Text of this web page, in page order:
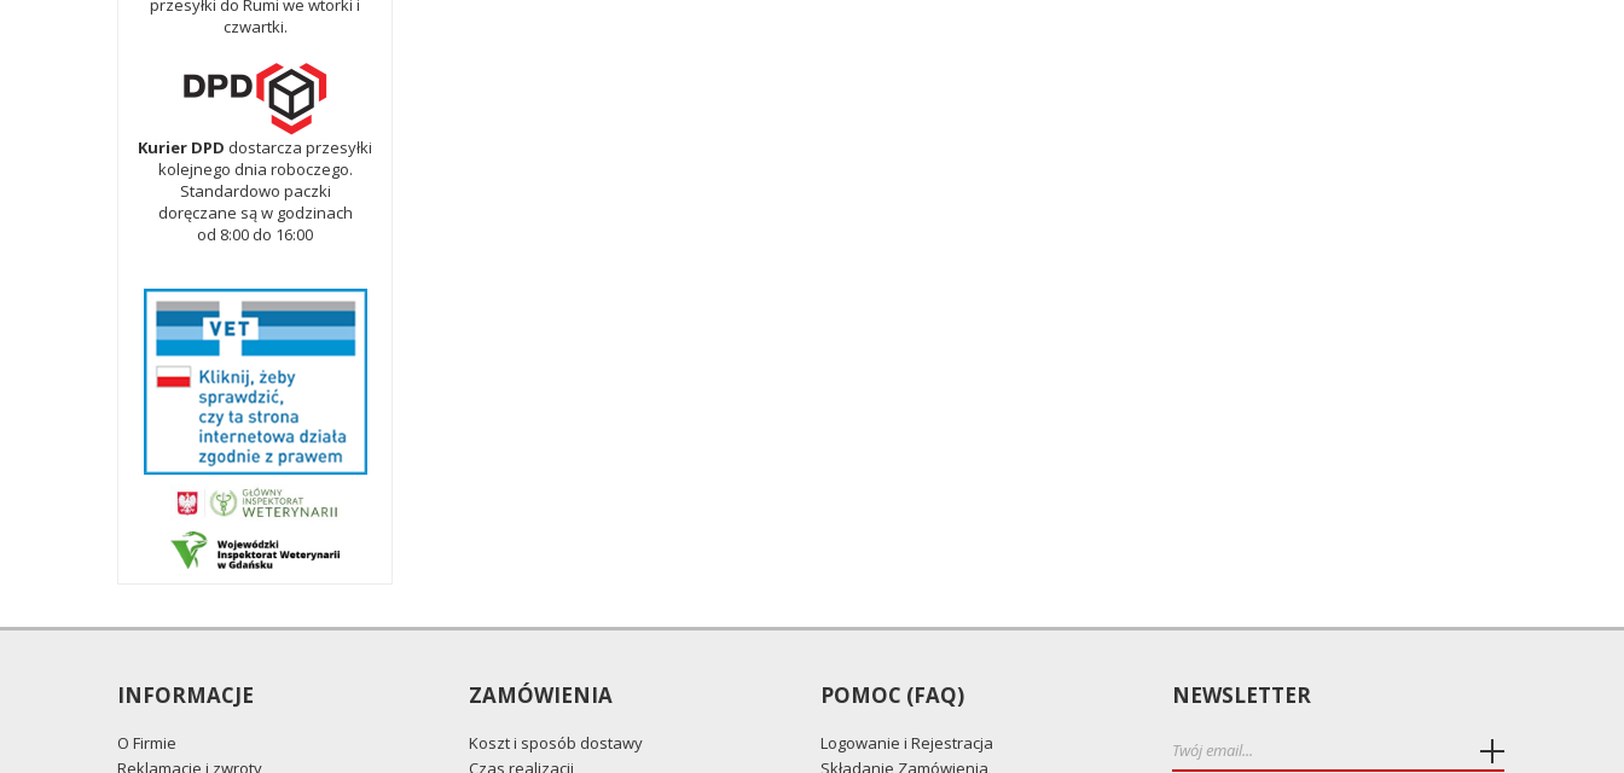
przesyłki do Rumi we wtorki i
czwartki.
Kurier DPD dostarcza przesyłki
kolejnego dnia roboczego.
Standardowo paczki
doręczane są w godzinach
od 8:00 do 16:00
INFORMACJE
O Firmie
Reklamacje i zwroty
ZAMÓWIENIA
Koszt i sposób dostawy
Czas realizacji
POMOC (FAQ)
Logowanie i Rejestracja
Składanie Zamówienia
NEWSLETTER